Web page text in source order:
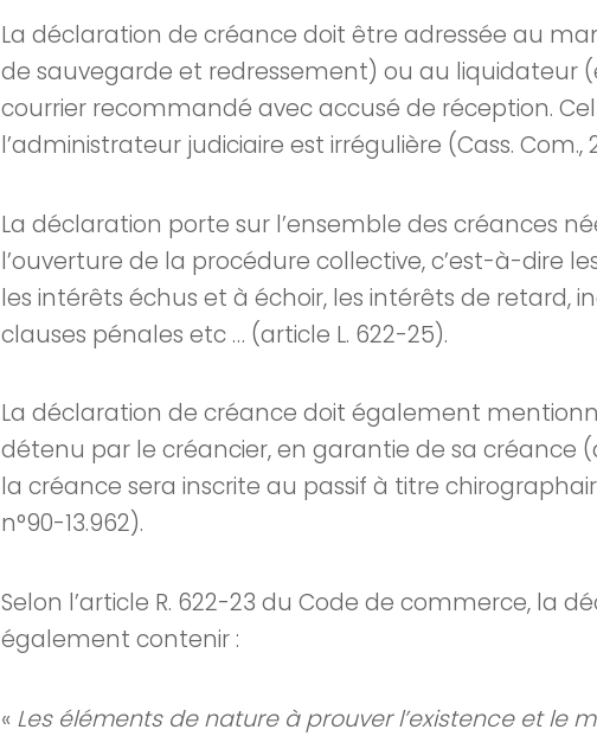
La déclaration de créance doit être adressée au
de sauvegarde et redressement) ou au liquidateur
courrier recommandé avec accusé de réception.
l’administrateur judiciaire est irrégulière (Cass. Com.,
La déclaration porte sur l’ensemble des créances
l’ouverture de la procédure collective, c’est-à-dire
les intérêts échus et à échoir, les intérêts de retard,
clauses pénales etc … (article L. 622-25).
La déclaration de créance doit également
détenu par le créancier, en garantie de sa créance
la créance sera inscrite au passif à titre
n°90-13.962).
Selon l’article R. 622-23 du Code de commerce, la
également contenir :
« Les éléments de nature à prouver l’existence et le